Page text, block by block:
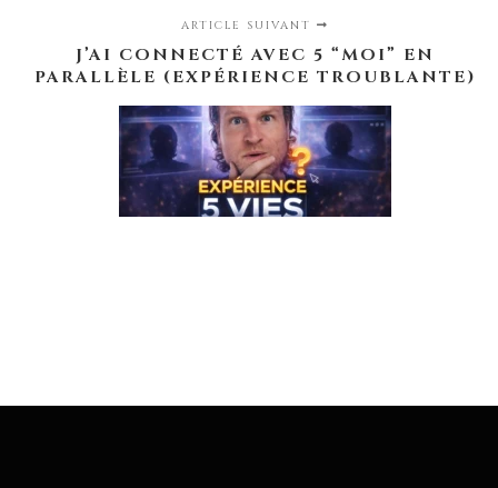
ARTICLE SUIVANT
J’AI CONNECTÉ AVEC 5 “MOI” EN
PARALLÈLE (EXPÉRIENCE TROUBLANTE)